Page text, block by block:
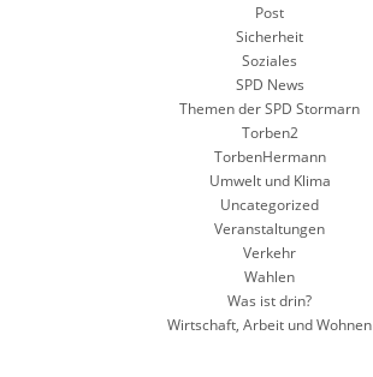
Post
Sicherheit
Soziales
SPD News
Themen der SPD Stormarn
Torben2
TorbenHermann
Umwelt und Klima
Uncategorized
Veranstaltungen
Verkehr
Wahlen
Was ist drin?
Wirtschaft, Arbeit und Wohnen